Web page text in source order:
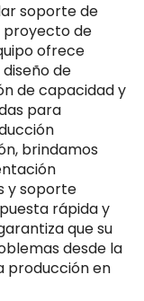
soporte de
proyecto de
ofrece
de
de capacidad y
para
brindamos
y soporte
rápida y
que su
desde la
producción en